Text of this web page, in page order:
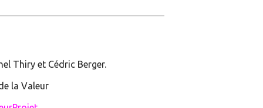
Thiry et Cédric Berger.
la Valeur